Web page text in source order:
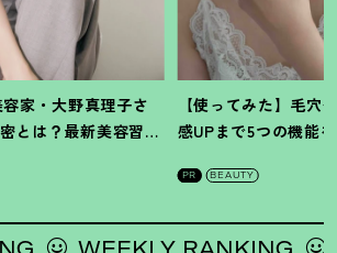
容家・大野真理子さ
とは ？ 最新美容習慣
【使ってみた】毛穴
感UPまで5つの機能
PR BEAUTY